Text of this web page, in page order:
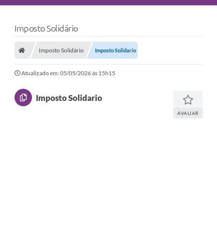
Principal
Nossa Cidade
Secretarias
Atos Oficiais
Imposto Solidário
Imposto Solidário Imposto Solidario
Atualizado em: 05/05/2026 às 15h15
Imposto Solidario
AVALIAR